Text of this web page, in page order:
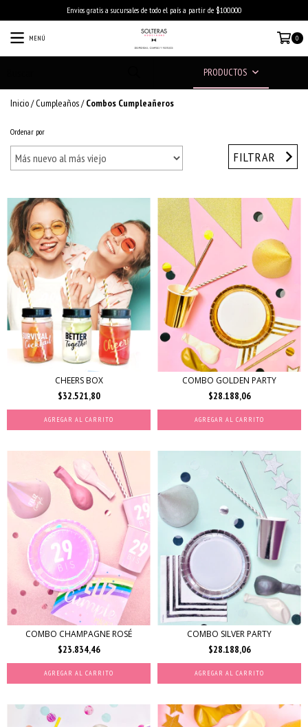
Envios gratis a sucursales de todo el país a partir de $100.000
MENÚ 0
PRODUCTOS
Inicio/ Cumpleaños/ Combos Cumpleañeros
Ordenar por
FILTRAR
CHEERS BOX
$32.521,80
AGREGAR AL CARRITO
COMBO GOLDEN PARTY
$28.188,06
AGREGAR AL CARRITO
COMBO CHAMPAGNE ROSÉ
$23.834,46
AGREGAR AL CARRITO
COMBO SILVER PARTY
$28.188,06
AGREGAR AL CARRITO